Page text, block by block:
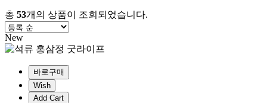
총 53개의 상품이 조회되었습니다.
New
바로구매
Wish
Add Cart